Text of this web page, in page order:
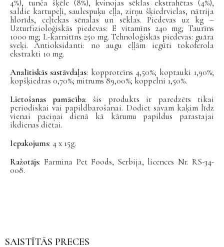
4%), tunča šķēle (8%), kvinojas sēklas ekstrahētas (4%),
saldie kartupeļi, saulespuķu eļļa, zirņu šķiedrvielas, nātrija
hlorīds, ceļtekas sēnalas un sēklas. Piedevas uz kg –
Uzturfizioloģiskās piedevas: E vitamīns 240 mg; Taurīns
1000 mg; L-karnitīns 250 mg. Tehnoloģiskās piedevas: guāra
sveķi. Antioksidanti: no augu eļļām iegūti tokoferola
ekstrakti 10 mg.
Analītiskās sastāvdaļas: kopproteīns 4,50%; koptauki 1,90%;
kopšķiedras 0,70%; mitrums 89,00%; koppelni 1,50%.
Lietošanas pamācība: šis produkts ir paredzēts tikai
periodiskai vai papildbarošanai. Dodiet savam kaķim līdz
vienai paciņai dienā kā kārumu papildus parastajai
ikdienas diētai.
Iepakojums: 4 x 15g.
Ražotājs: Farmina Pet Foods, Serbija, licences Nr. RS-34-
008.
SAISTĪTĀS PRECES